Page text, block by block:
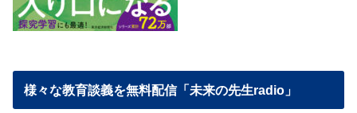
様々な教育談義を無料配信「未来の先生radio」